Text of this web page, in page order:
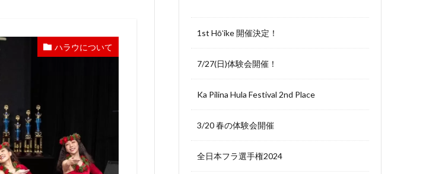
ハラウについて
1st Hōʻike 開催決定！
7/27(日)体験会開催！
Ka Pilina Hula Festival 2nd Place
3/20 春の体験会開催
全日本フラ選手権2024